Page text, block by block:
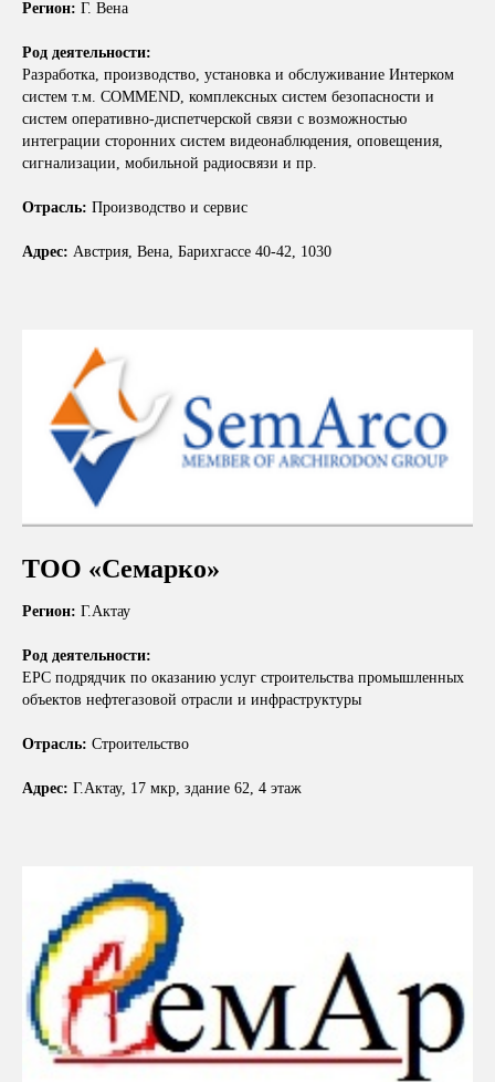
Регион: Г. Вена
Род деятельности:
Разработка, производство, установка и обслуживание Интерком
систем т.м. COMMEND, комплексных систем безопасности и
систем оперативно-диспетчерской связи с возможностью
интеграции сторонних систем видеонаблюдения, оповещения,
сигнализации, мобильной радиосвязи и пр.
Отрасль: Производство и сервис
Адрес: Австрия, Вена, Барихгассе 40-42, 1030
ТОО «Семарко»
Регион: Г.Актау
Род деятельности:
ЕРС подрядчик по оказанию услуг строительства промышленных
объектов нефтегазовой отрасли и инфраструктуры
Отрасль: Строительство
Адрес: Г.Актау, 17 мкр, здание 62, 4 этаж